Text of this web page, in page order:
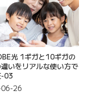
光 1ギガと10ギガの
いをリアルな使い方で
-03
26